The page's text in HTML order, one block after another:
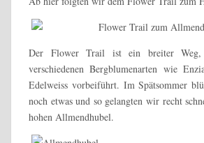
Der Flower Trail ist ein breiter
verschiedenen Bergblumenarten wie
Edelweiss vorbeiführt. Im Spätsommer
noch etwas und so gelangten wir recht
hohen Allmendhubel.